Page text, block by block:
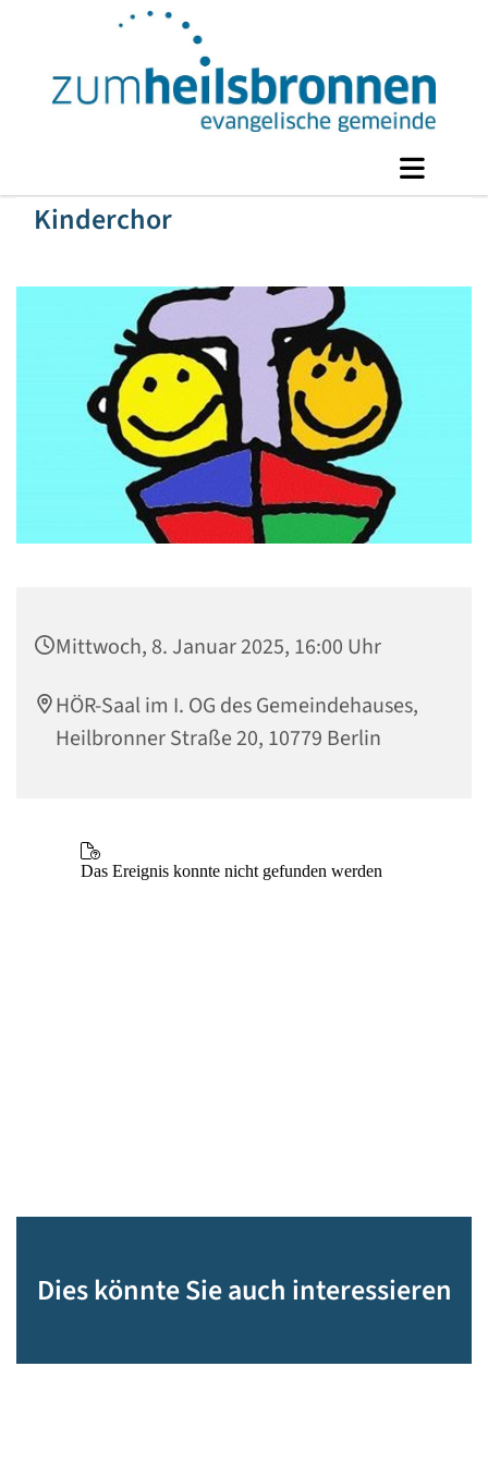
Kinderchor
Mittwoch, 8. Januar 2025, 16:00 Uhr
HÖR-Saal im I. OG des Gemeindehauses,
Heilbronner Straße 20, 10779 Berlin
Dies könnte Sie auch interessieren